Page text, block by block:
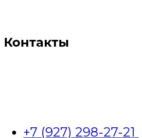
Контакты
+7 (927) 298-27-21